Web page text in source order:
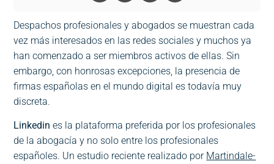
Despachos profesionales y abogados se muestran cada
vez más interesados en las redes sociales y muchos ya
han comenzado a ser miembros activos de ellas. Sin
embargo, con honrosas excepciones, la presencia de
firmas españolas en el mundo digital es todavía muy
discreta.
Linkedines la plataforma preferida por los profesionales
de la abogacía y no solo entre los profesionales
españoles. Un estudio reciente realizado por Martindale-